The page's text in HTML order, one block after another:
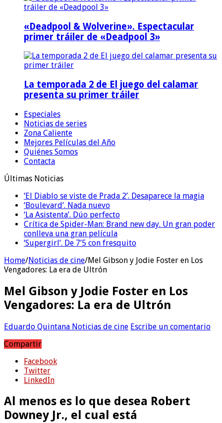
«Deadpool & Wolverine». Espectacular
primer tráiler de «Deadpool 3»
La temporada 2 de El juego del calamar
presenta su primer tráiler
Especiales
Noticias de series
Zona Caliente
Mejores Películas del Año
Quiénes Somos
Contacta
Últimas Noticias
‘El Diablo se viste de Prada 2’. Desaparece la magia
‘Boulevard’. Nada nuevo
‘La Asistenta’. Dúo perfecto
Crítica de Spider-Man: Brand new day. Un gran poder
conlleva una gran película
‘Supergirl’. De 7’5 con fresquito
Home/Noticias de cine/Mel Gibson y Jodie Foster en Los
Vengadores: La era de Ultrón
Mel Gibson y Jodie Foster en Los
Vengadores: La era de Ultrón
Eduardo Quintana Noticias de cine Escribe un comentario
Compartir
Facebook
Twitter
LinkedIn
Al menos es lo que desea Robert
Downey Jr., el cual está